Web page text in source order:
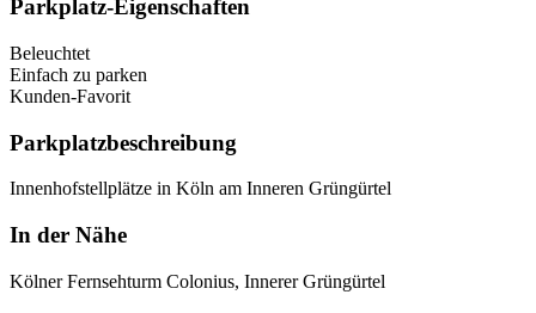
Parkplatz-Eigenschaften
Beleuchtet
Einfach zu parken
Kunden-Favorit
Parkplatzbeschreibung
Innenhofstellplätze in Köln am Inneren Grüngürtel
In der Nähe
Kölner Fernsehturm Colonius, Innerer Grüngürtel